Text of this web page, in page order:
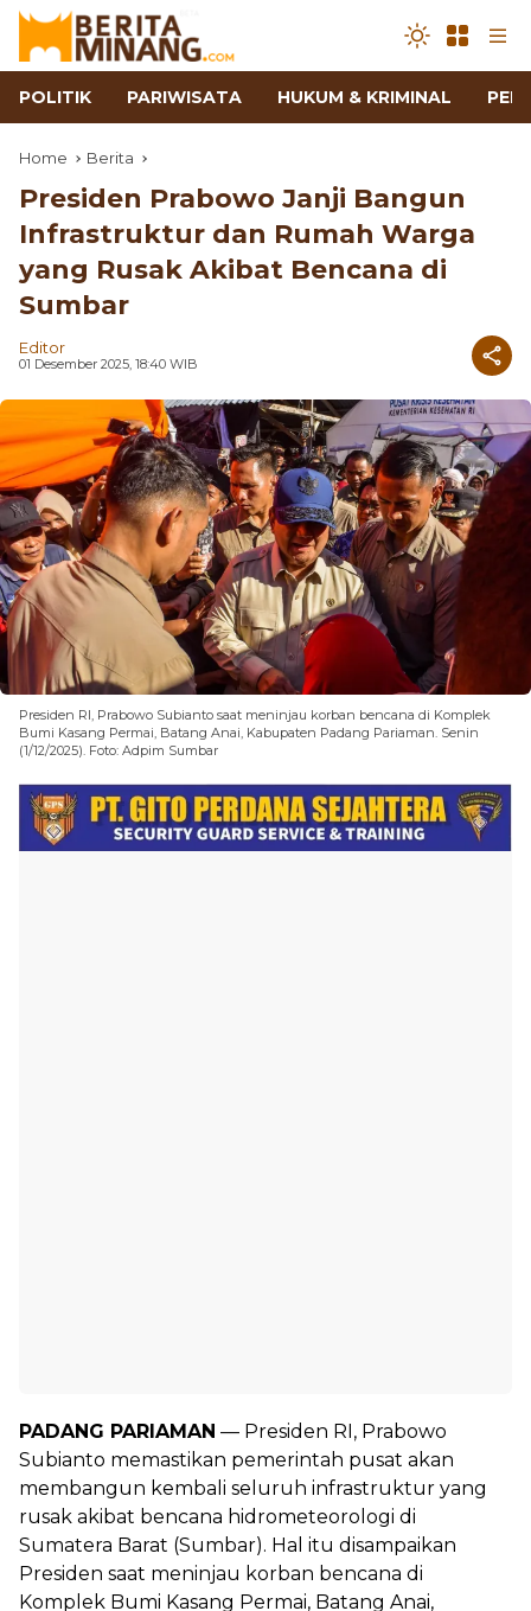
POLITIK PARIWISATA HUKUM & KRIMINAL
Home Berita
Presiden Prabowo Janji Bangun
Infrastruktur dan Rumah Warga
yang Rusak Akibat Bencana di
Sumbar
Editor
01 Desember 2025, 18:40 WIB
Presiden RI, Prabowo Subianto saat meninjau korban bencana di Komplek
Bumi Kasang Permai, Batang Anai, Kabupaten Padang Pariaman. Senin
(1/12/2025). Foto: Adpim Sumbar
PADANG PARIAMAN — Presiden RI, Prabowo
Subianto memastikan pemerintah pusat akan
membangun kembali seluruh infrastruktur yang
rusak akibat bencana hidrometeorologi di
Sumatera Barat (Sumbar). Hal itu disampaikan
Presiden saat meninjau korban bencana di
Komplek Bumi Kasang Permai, Batang Anai,